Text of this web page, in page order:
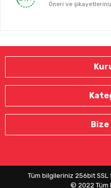
Öneri ve
Bize
Tüm bilgileriniz 256bit SSL
© 2022 Tüm